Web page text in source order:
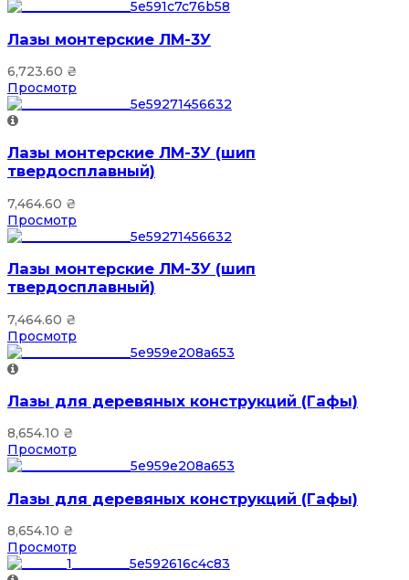
Лазы монтерские ЛМ-3У
6,723.60 ₴
Просмотр
Лазы монтерские ЛМ-3У (шип
твердосплавный)
7,464.60 ₴
Просмотр
Лазы монтерские ЛМ-3У (шип
твердосплавный)
7,464.60 ₴
Просмотр
Лазы для деревяных конструкций (Гафы)
8,654.10 ₴
Просмотр
Лазы для деревяных конструкций (Гафы)
8,654.10 ₴
Просмотр